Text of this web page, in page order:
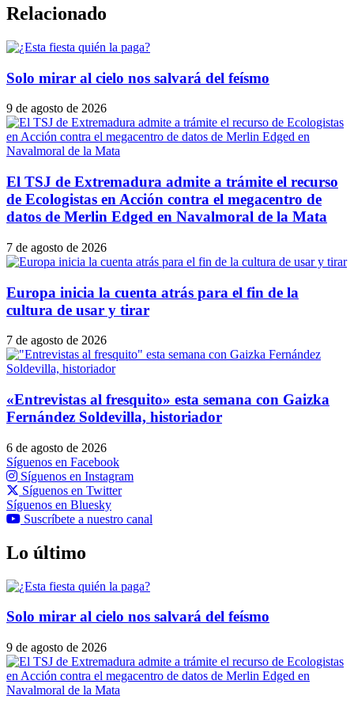
Relacionado
Solo mirar al cielo nos salvará del feísmo
9 de agosto de 2026
El TSJ de Extremadura admite a trámite el recurso
de Ecologistas en Acción contra el megacentro de
datos de Merlin Edged en Navalmoral de la Mata
7 de agosto de 2026
Europa inicia la cuenta atrás para el fin de la
cultura de usar y tirar
7 de agosto de 2026
«Entrevistas al fresquito» esta semana con Gaizka
Fernández Soldevilla, historiador
6 de agosto de 2026
Síguenos en Facebook
Síguenos en Instagram
Síguenos en Twitter
Síguenos en Bluesky
Suscríbete a nuestro canal
Lo último
Solo mirar al cielo nos salvará del feísmo
9 de agosto de 2026